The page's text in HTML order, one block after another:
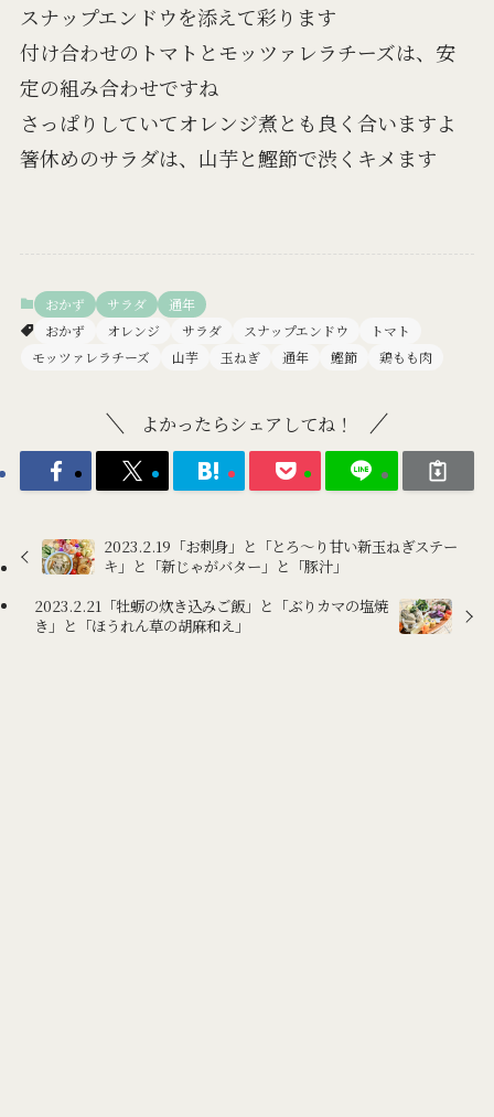
スナップエンドウを添えて彩ります
付け合わせのトマトとモッツァレラチーズは、安
定の組み合わせですね
さっぱりしていてオレンジ煮とも良く合いますよ
箸休めのサラダは、山芋と鰹節で渋くキメます
おかず サラダ
通年
おかず
オレンジ サラダ スナップエンドウ
トマト
モッツァレラチーズ
山芋 玉ねぎ 通年 鰹節 鶏もも肉
よかったらシェアしてね！
2023.2.19「お刺身」と「とろ～り甘い新玉ねぎステー
キ」と「新じゃがバター」と「豚汁」
2023.2.21「牡蛎の炊き込みご飯」と「ぶりカマの塩焼
き」と「ほうれん草の胡麻和え」